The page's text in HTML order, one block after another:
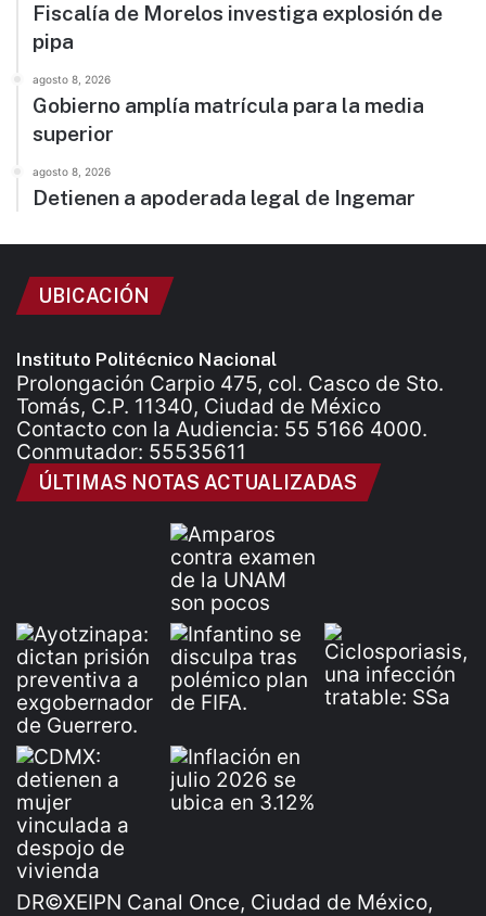
Fiscalía de Morelos investiga explosión de
pipa
agosto 8, 2026
Gobierno amplía matrícula para la media
superior
agosto 8, 2026
Detienen a apoderada legal de Ingemar
UBICACIÓN
Instituto Politécnico Nacional
Prolongación Carpio 475, col. Casco de Sto.
Tomás, C.P. 11340, Ciudad de México
Contacto con la Audiencia: 55 5166 4000.
Conmutador: 55535611
ÚLTIMAS NOTAS ACTUALIZADAS
DR©XEIPN Canal Once, Ciudad de México,